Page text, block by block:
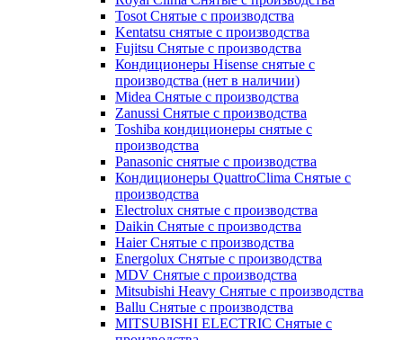
Tosot Снятые с производства
Kentatsu снятые с производства
Fujitsu Снятые с производства
Кондиционеры Hisense снятые с
производства (нет в наличии)
Midea Снятые с производства
Zanussi Снятые с производства
Toshiba кондиционеры снятые с
производства
Panasonic снятые с производства
Кондиционеры QuattroClima Снятые с
производства
Electrolux снятые с производства
Daikin Снятые с производства
Haier Снятые с производства
Energolux Снятые с производства
MDV Снятые с производства
Mitsubishi Heavy Снятые с производства
Ballu Снятые с производства
MITSUBISHI ELECTRIC Снятые с